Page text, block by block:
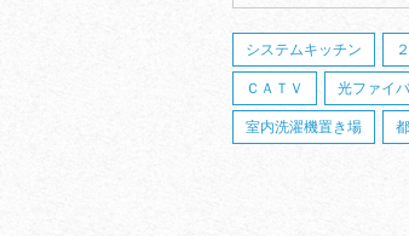
システムキッチン
ＣＡＴＶ 光ファイ
室内洗濯機置き場